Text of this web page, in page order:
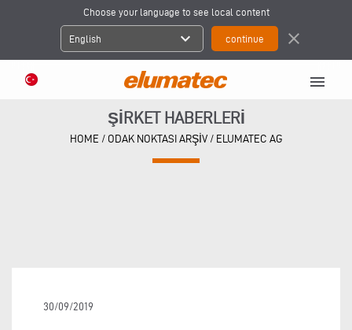
Choose your language to see local content
English expand_more close
menu
ŞIRKET HABERLERI
HOME / ODAK NOKTASI ARŞIV/ ELUMATEC AG
30/09/2019